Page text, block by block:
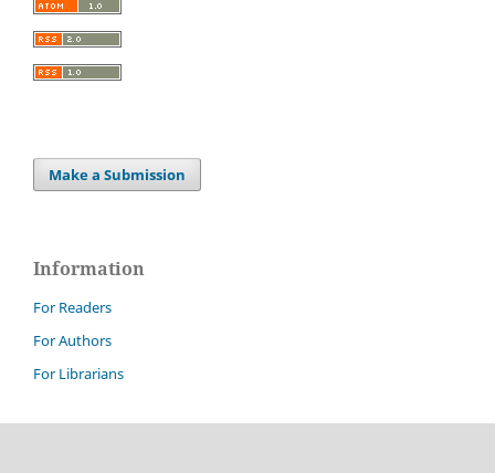
Make a Submission
Information
For Readers
For Authors
For Librarians